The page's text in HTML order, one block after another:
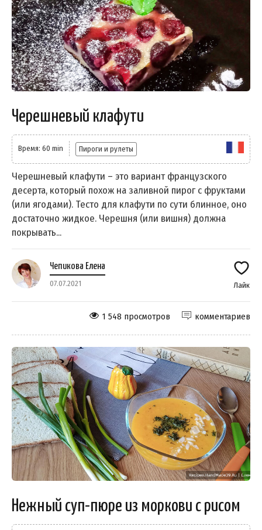
Черешневый клафути
Время: 60 min Пироги и рулеты
Черешневый клафути – это вариант французского
десерта, который похож на заливной пирог с фруктами
(или ягодами). Тесто для клафути по сути блинное, оно
достаточно жидкое. Черешня (или вишня) должна
покрывать...
Чепикова Елена
07.07.2021 Лайк
комментариев
1 548 просмотров
Нежный суп-пюре из моркови с рисом